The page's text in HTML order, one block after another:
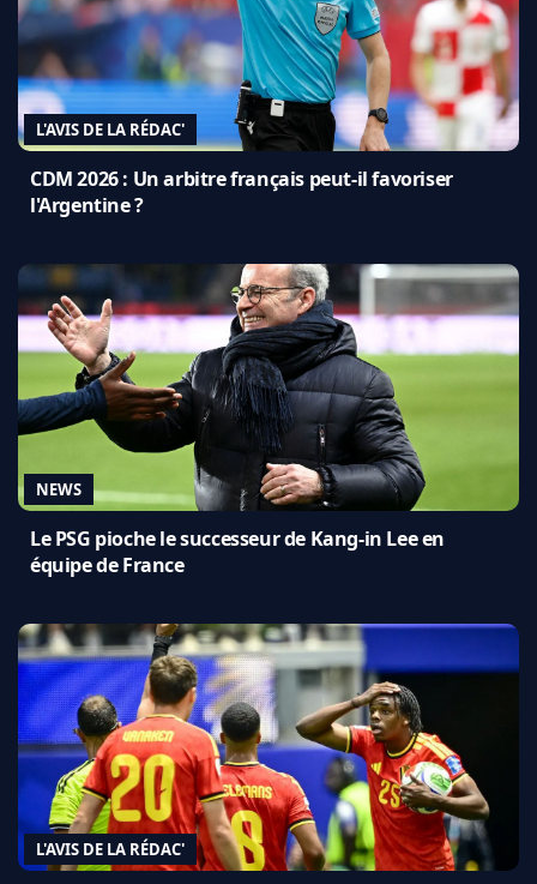
L'AVIS DE LA RÉDAC'
CDM 2026 : Un arbitre français peut-il favoriser
l'Argentine ?
NEWS
Le PSG pioche le successeur de Kang-in Lee en
équipe de France
L'AVIS DE LA RÉDAC'